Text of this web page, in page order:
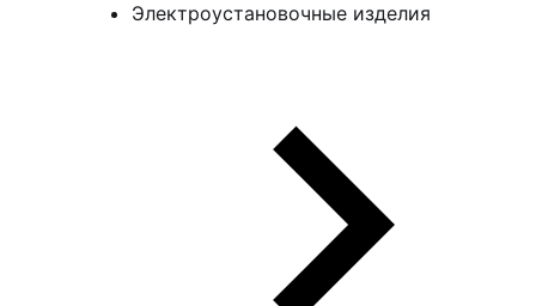
Электроустановочные изделия